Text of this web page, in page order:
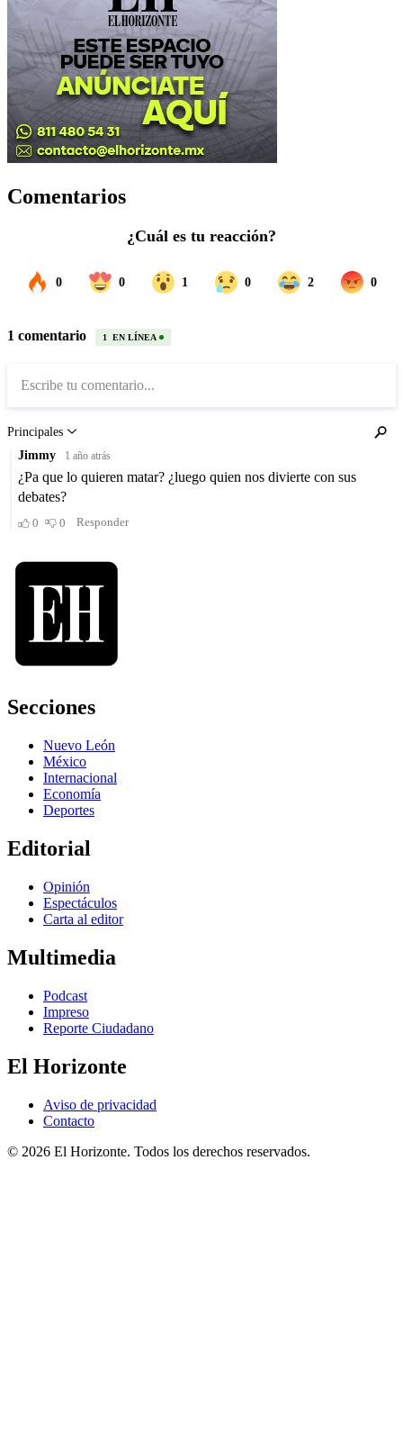
Comentarios
Secciones
Nuevo León
México
Internacional
Economía
Deportes
Editorial
Opinión
Espectáculos
Carta al editor
Multimedia
Podcast
Impreso
Reporte Ciudadano
El Horizonte
Aviso de privacidad
Contacto
© 2026 El Horizonte. Todos los derechos reservados.